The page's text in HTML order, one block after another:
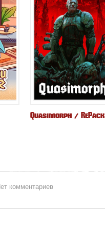
Quasimorph / RePack
комментариев